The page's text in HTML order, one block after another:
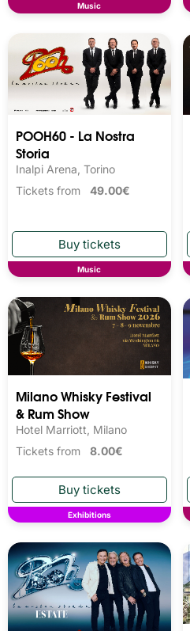
Music
POOH60 - La Nostra
Storia
Inalpi Arena, Torino
Tickets from 49.00€
Music
Milano Whisky Festival
& Rum Show
Hotel Marriott, Milano
Tickets from 8.00€
Exhibitions